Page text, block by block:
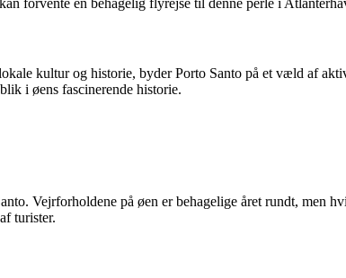
forvente en behagelig flyrejse til denne perle i
kultur og historie, byder Porto Santo på et væld af
i øens fascinerende historie.
Vejrforholdene på øen er behagelige året rundt, men
turister.